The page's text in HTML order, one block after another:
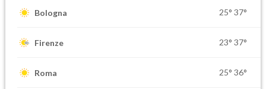
Bologna 25° 37°
Firenze 23° 37°
Roma 25° 36°